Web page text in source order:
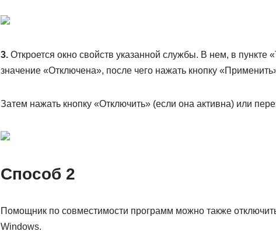
3.Откроется окно свойств указанной службы. В нем, в пункте
значение «Отключена», после чего нажать кнопку
Затем нажать кнопку «Отключить» (если она активна) или
Способ 2
Помощник по совместимости программ можно также
Windows.